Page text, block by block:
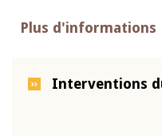
Plus d'informations
Interventions